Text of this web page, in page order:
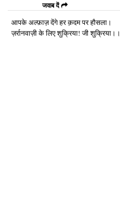
जवाब दें
आपके अल्‍फ़ाज़ देंगे हर क़दम पर हौसला।
ज़र्रानवाज़ी के लिए शुक्रिया! जी शुक्रिया।।